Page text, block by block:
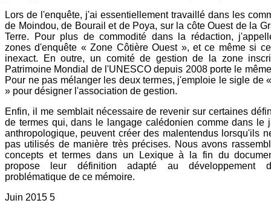
Lors de l'enquête, j'ai essentiellement travaillé dans les
de Moindou, de Bourail et de Poya, sur la côte Ouest de la
Terre. Pour plus de commodité dans la rédaction,
zones d'enquête « Zone Côtière Ouest », et ce même si
inexact. En outre, un comité de gestion de la zone
Patrimoine Mondial de l'UNESCO depuis 2008 porte le
Pour ne pas mélanger les deux termes, j'emploie le sigle de
» pour désigner l'association de gestion.
Enfin, il me semblait nécessaire de revenir sur certaines
de termes qui, dans le langage calédonien comme dans le
anthropologique, peuvent créer des malentendus lorsqu'ils
pas utilisés de manière très précises. Nous avons
concepts et termes dans un Lexique à la fin du
propose leur définition adapté au développement
problématique de ce mémoire.
Juin 2015 5